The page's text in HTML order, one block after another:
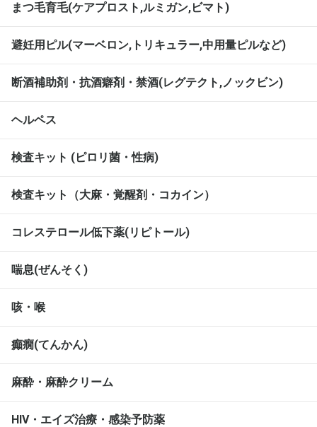
まつ毛育毛(ケアプロスト,ルミガン,ビマト)
避妊用ピル(マーベロン,トリキュラー,中用量ピルなど)
断酒補助剤・抗酒癖剤・禁酒(レグテクト,ノックビン)
ヘルペス
検査キット (ピロリ菌・性病)
検査キット（大麻・覚醒剤・コカイン）
コレステロール低下薬(リピトール)
喘息(ぜんそく)
咳・喉
癲癇(てんかん)
麻酔・麻酔クリーム
HIV・エイズ治療・感染予防薬